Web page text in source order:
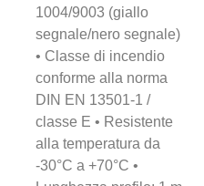
1004/9003 (giallo
segnale/nero segnale)
• Classe di incendio
conforme alla norma
DIN EN 13501-1 /
classe E • Resistente
alla temperatura da
-30°C a +70°C •